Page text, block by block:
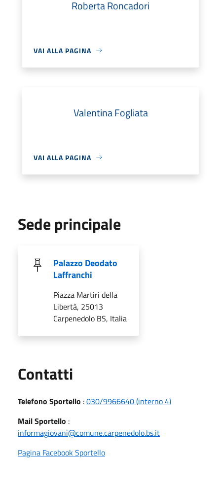
Roberta Roncadori
VAI ALLA PAGINA
Valentina Fogliata
VAI ALLA PAGINA
Sede principale
Palazzo Deodato
Laffranchi
Piazza Martiri della
Libertà, 25013
Carpenedolo BS, Italia
Contatti
Telefono Sportello :030/9966640 (interno 4)
Mail Sportello :
informagiovani@comune.carpenedolo.bs.it
Pagina Facebook Sportello